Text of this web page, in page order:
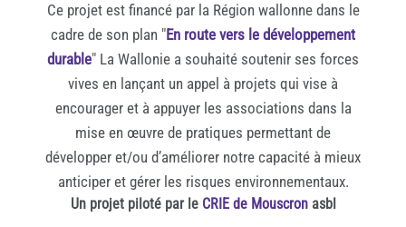
Ce projet est financé par la Région wallonne dans le
cadre de son plan "En route vers le développement
durable" La Wallonie a souhaité soutenir ses forces
vives en lançant un appel à projets qui vise à
encourager et à appuyer les associations dans la
mise en œuvre de pratiques permettant de
développer et/ou d’améliorer notre capacité à mieux
anticiper et gérer les risques environnementaux.
Un projet piloté par le CRIE de Mouscronasbl